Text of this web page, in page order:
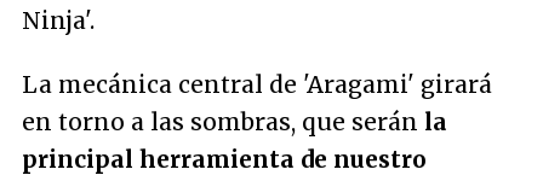
Ninja'.
La mecánica central de 'Aragami' girará
en torno a las sombras, que serán la
principal herramienta de nuestro